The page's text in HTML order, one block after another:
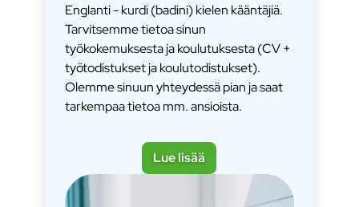
Englanti - kurdi (badini) kielen kääntäjiä.
Tarvitsemme tietoa sinun
työkokemuksesta ja koulutuksesta (CV +
työtodistukset ja koulutodistukset).
Olemme sinuun yhteydessä pian ja saat
tarkempaa tietoa mm. ansioista.
Lue lisää